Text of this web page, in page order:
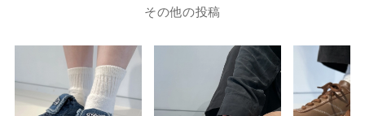
その他の投稿